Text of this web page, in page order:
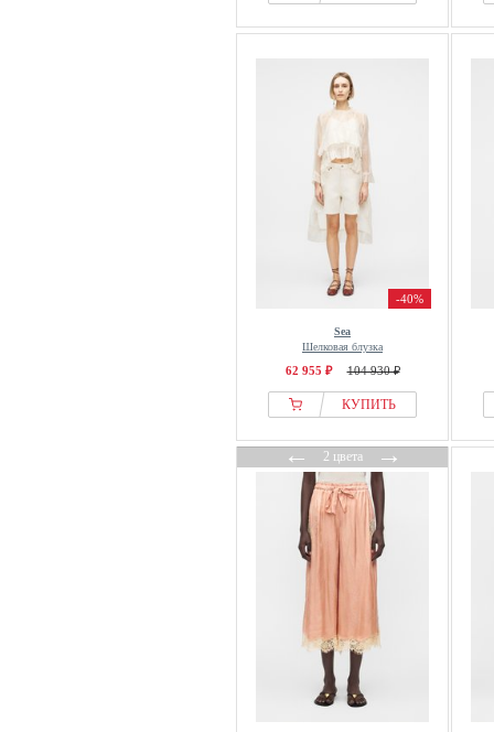
-40%
Sea
Шелковая блузка
62 955 ₽ 104 930 ₽
КУПИТЬ
←2 цвета→